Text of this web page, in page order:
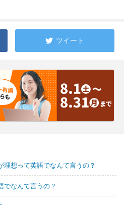
ツイート
理想って英語でなんて言うの？
でなんて言うの？